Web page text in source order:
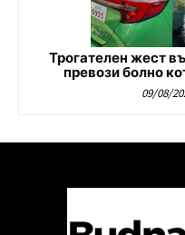
Трогателен жест
превози болно
09/08/